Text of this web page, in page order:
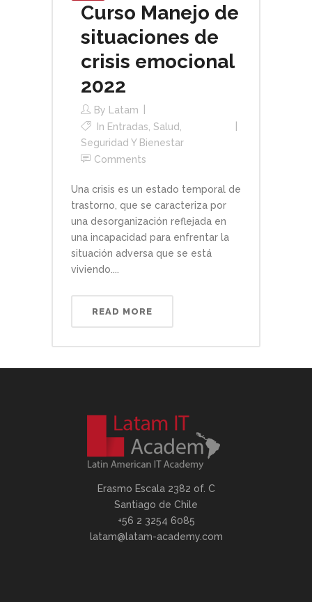
Curso Manejo de
situaciones de
crisis emocional
2022
By
Latam
In Entradas Salud,
Seguridad Y Bienestar
Comments
Una crisis es un estado temporal de
trastorno, que se caracteriza por
una desorganización reflejada en
una incapacidad para enfrentar la
situación adversa que se está
viviendo....
READ MORE
Erasmo Escala 2382 of. C
Santiago de Chile
+56 2 3254 6085
latam@latam-academy.com